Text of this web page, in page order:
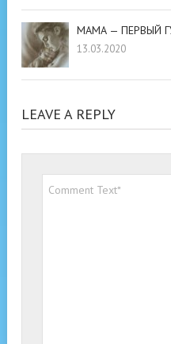
МАМА — ПЕРВЫЙ
13.03.2020
LEAVE A REPLY